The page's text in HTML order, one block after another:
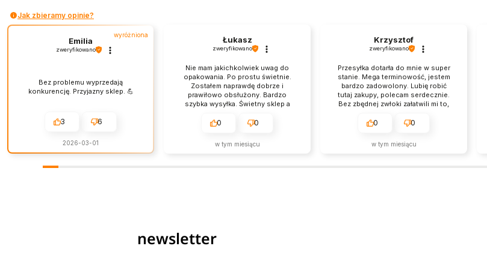
Jak zbieramy opinie?
wyróżniona
Emilia
zweryfikowano
Bez problemu wyprzedają
konkurencję. Przyjazny sklep. 💪
3 6
2026-03-01
Łukasz
zweryfikowano
Nie mam jakichkolwiek uwag do
opakowania. Po prostu świetnie.
Zostałem naprawdę dobrze i
prawiłowo obsłużony. Bardzo
szybka wysyłka. Świetny sklep a
poziomie.
0 0
w tym miesiącu
Krzysztof
zweryfikowano
Przesyłka dotarła do mnie w super
stanie. Mega terminowość, jestem
bardzo zadowolony. Lubię robić
tutaj zakupy, polecam serdecznie.
Bez zbędnej zwłoki załatwili mi to,
0 0
w tym miesiącu
newsletter